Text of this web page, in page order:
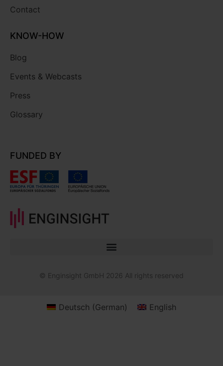
Contact
KNOW-HOW
Blog
Events & Webcasts
Press
Glossary
FUNDED BY
© Enginsight GmbH 2026 All rights reserved
Deutsch (German) English